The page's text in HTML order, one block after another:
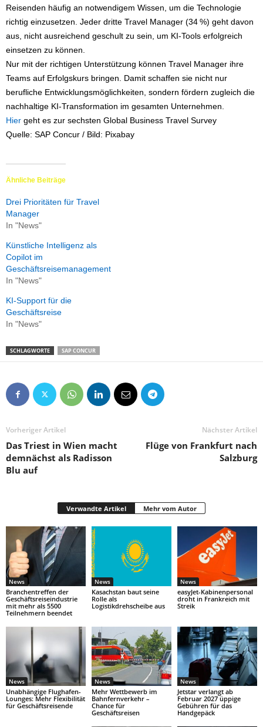
Reisenden häufig an notwendigem Wissen, um die Technologie
richtig einzusetzen. Jeder dritte Travel Manager (34 %) geht davon
aus, nicht ausreichend geschult zu sein, um KI-Tools erfolgreich
einsetzen zu können.
Nur mit der richtigen Unterstützung können Travel Manager ihre
Teams auf Erfolgskurs bringen. Damit schaffen sie nicht nur
berufliche Entwicklungsmöglichkeiten, sondern fördern zugleich die
nachhaltige KI-Transformation im gesamten Unternehmen.
Hier geht es zur sechsten Global Business Travel Survey
Quelle: SAP Concur / Bild: Pixabay
Ähnliche Beiträge
Drei Prioritäten für Travel
Manager
In "News"
Künstliche Intelligenz als
Copilot im
Geschäftsreisemanagement
In "News"
KI-Support für die
Geschäftsreise
In "News"
SCHLAGWORTE SAP CONCUR
Vorheriger Artikel
Das Triest in Wien macht
demnächst als Radisson
Blu auf
Nächster Artikel
Flüge von Frankfurt nach
Salzburg
Verwandte Artikel Mehr vom Autor
News
Branchentreffen der
Geschäftsreiseindustrie
mit mehr als 5500
Teilnehmern beendet
News
Kasachstan baut seine
Rolle als
Logistikdrehscheibe aus
News
easyJet-Kabinenpersonal
droht in Frankreich mit
Streik
News
Unabhängige Flughafen-
Lounges: Mehr Flexibilität
für Geschäftsreisende
News
Mehr Wettbewerb im
Bahnfernverkehr –
Chance für
Geschäftsreisen
News
Jetstar verlangt ab
Februar 2027 üppige
Gebühren für das
Handgepäck